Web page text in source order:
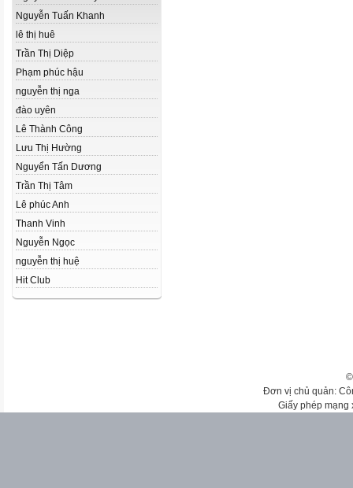
Nguyễn Tuấn Khanh
lê thị huê
Trần Thị Diệp
Phạm phúc hậu
nguyễn thị nga
đào uyên
Lê Thành Công
Lưu Thị Hường
Nguyển Tấn Dương
Trần Thị Tâm
Lê phúc Anh
Thanh Vinh
Nguyễn Ngọc
nguyễn thị huệ
Hit Club
Đơn vị chủ quản:
Giấy phép mạng